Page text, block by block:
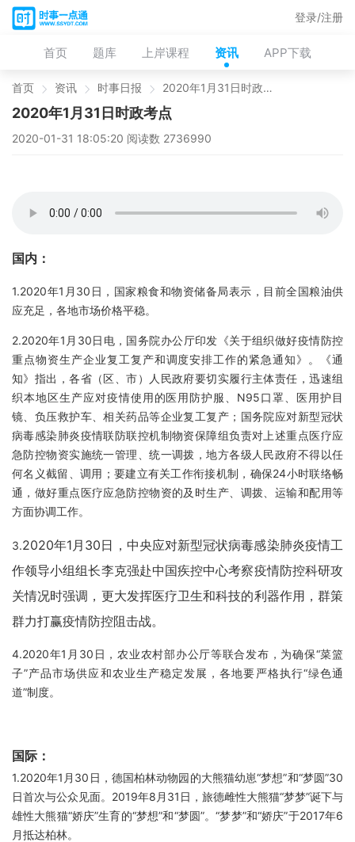
首页 题库 上岸课程 资讯 APP下载
登录/注册
首页 资讯 时事日报 2020年1月31日时政考点
2020年1月31日时政考点
2020-01-31 18:05:20 阅读数 2736990
国内：
1.2020年1月30日，国家粮食和物资储备局表示，目前全国粮油供
应充足，各地市场价格平稳。
2.2020年1月30日电，国务院办公厅印发《关于组织做好疫情防控
重点物资生产企业复工复产和调度安排工作的紧急通知》。《通
知》指出，各省（区、市）人民政府要切实履行主体责任，迅速组
织本地区生产应对疫情使用的医用防护服、N95口罩、医用护目
镜、负压救护车、相关药品等企业复工复产；国务院应对新型冠状
病毒感染肺炎疫情联防联控机制物资保障组负责对上述重点医疗应
急防控物资实施统一管理、统一调拨，地方各级人民政府不得以任
何名义截留、调用；要建立有关工作衔接机制，确保24小时联络畅
通，做好重点医疗应急防控物资的及时生产、调拨、运输和配用等
方面协调工作。
3.2020年1月30日，中央应对新型冠状病毒感染肺炎疫情工
作领导小组组长李克强赴中国疾控中心考察疫情防控科研攻
关情况时强调，更大发挥医疗卫生和科技的利器作用，群策
群力打赢疫情防控阻击战。
4.2020年1月30日，农业农村部办公厅等联合发布，为确保“菜篮
子”产品市场供应和农业生产稳定发展，各地要严格执行“绿色通
道”制度。
国际：
1.2020年1月30日，德国柏林动物园的大熊猫幼崽“梦想”和“梦圆”30
日首次与公众见面。2019年8月31日，旅德雌性大熊猫“梦梦”诞下与
雄性大熊猫“娇庆”生育的“梦想”和“梦圆”。“梦梦”和“娇庆”于2017年6
月抵达柏林。